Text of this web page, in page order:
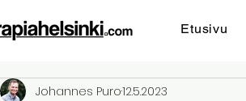
Etusivu
Johannes Puro12.5.2023